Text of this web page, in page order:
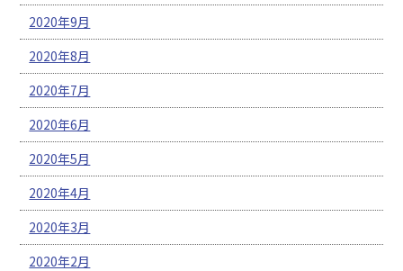
2020年9月
2020年8月
2020年7月
2020年6月
2020年5月
2020年4月
2020年3月
2020年2月